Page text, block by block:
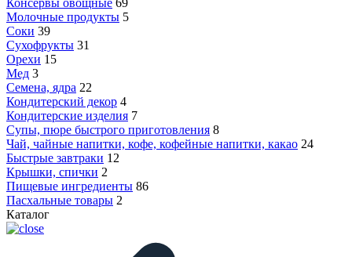
Консервы овощные 69
Молочные продукты 5
Соки 39
Сухофрукты 31
Орехи 15
Мед 3
Семена, ядра 22
Кондитерский декор 4
Кондитерские изделия 7
Супы, пюре быстрого приготовления 8
Чай, чайные напитки, кофе, кофейные напитки, какао 24
Быстрые завтраки 12
Крышки, спички 2
Пищевые ингредиенты 86
Пасхальные товары 2
Каталог